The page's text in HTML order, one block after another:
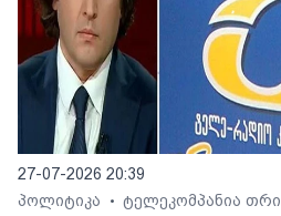
27-07-2026 20:39
პოლიტიკა
• ტელეკომპანია